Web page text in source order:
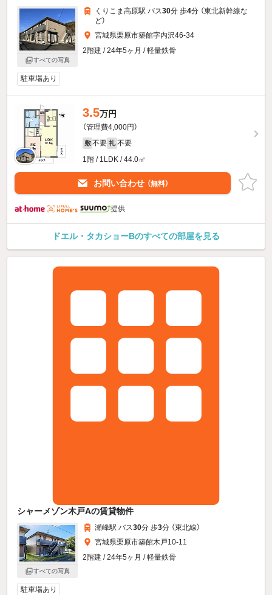
すべての写真
くりこま高原駅 バス30分 歩4分 （東北新幹線な
ど）
宮城県栗原市築館字内沢46-34
2階建 / 24年5ヶ月 / 軽量鉄骨
駐車場あり
3.5万円
（管理費4,000円）
敷 不要 礼 不要
1階 / 1LDK / 44.0㎡
お問い合わせ （無料）
提供
ドエル・タカショーBのすべての部屋を見る
シャーメゾン木戸Aの賃貸物件
すべての写真
瀬峰駅 バス30分 歩3分 （東北線）
宮城県栗原市築館木戸10-11
2階建 / 24年5ヶ月 / 軽量鉄骨
駐車場あり